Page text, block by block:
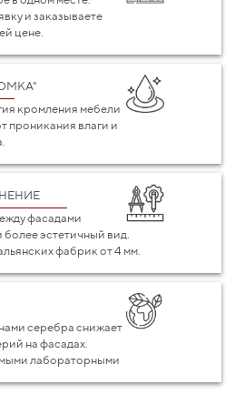
и заказываете
цене.
кромления мебели
проникания влаги и
фасадами
эстетичный вид.
фабрик от 4 мм.
серебра снижает
на фасадах.
лабораторными